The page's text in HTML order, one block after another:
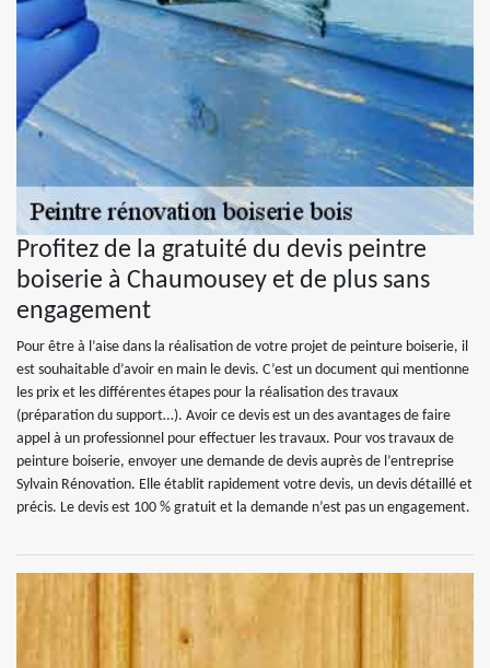
Profitez de la gratuité du devis peintre
boiserie à Chaumousey et de plus sans
engagement
Pour être à l’aise dans la réalisation de votre projet de peinture boiserie, il
est souhaitable d’avoir en main le devis. C’est un document qui mentionne
les prix et les différentes étapes pour la réalisation des travaux
(préparation du support…). Avoir ce devis est un des avantages de faire
appel à un professionnel pour effectuer les travaux. Pour vos travaux de
peinture boiserie, envoyer une demande de devis auprès de l’entreprise
Sylvain Rénovation. Elle établit rapidement votre devis, un devis détaillé et
précis. Le devis est 100 % gratuit et la demande n’est pas un engagement.